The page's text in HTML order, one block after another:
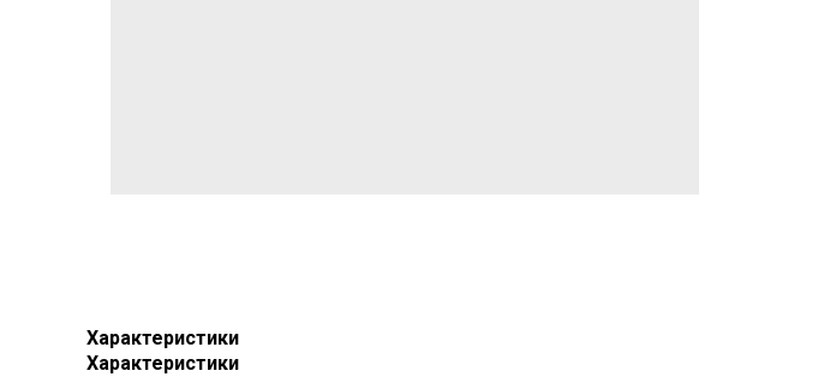
Характеристики
Характеристики